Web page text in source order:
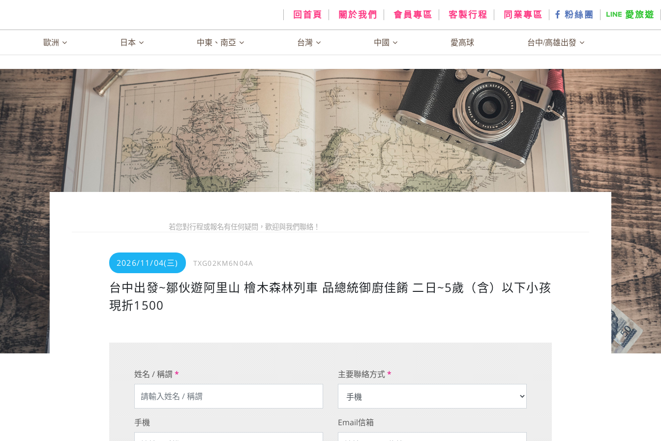
回首頁 關於我們 會員專區 客製行程 同業專區 粉絲團 愛旅遊
歐洲 日本 中東、南亞 台灣 中國 愛高球 台中/高雄出發
若您對行程或報名有任何疑問，歡迎與我們聯絡！
2026/11/04(三) TXG02KM6N04A
台中出發~鄒伙遊阿里山 檜木森林列車 品總統御廚佳餚 二日~5歲（含）以下小孩
現折1500
姓名 / 稱謂* 主要聯絡方式*
手機 Email信箱